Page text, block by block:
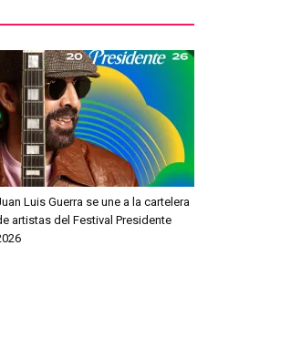
Luis Guerra se une a la cartelera
artistas del Festival Presidente